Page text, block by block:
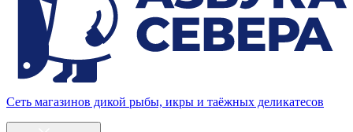
Сеть магазинов дикой рыбы, икры и таёжных деликатесов